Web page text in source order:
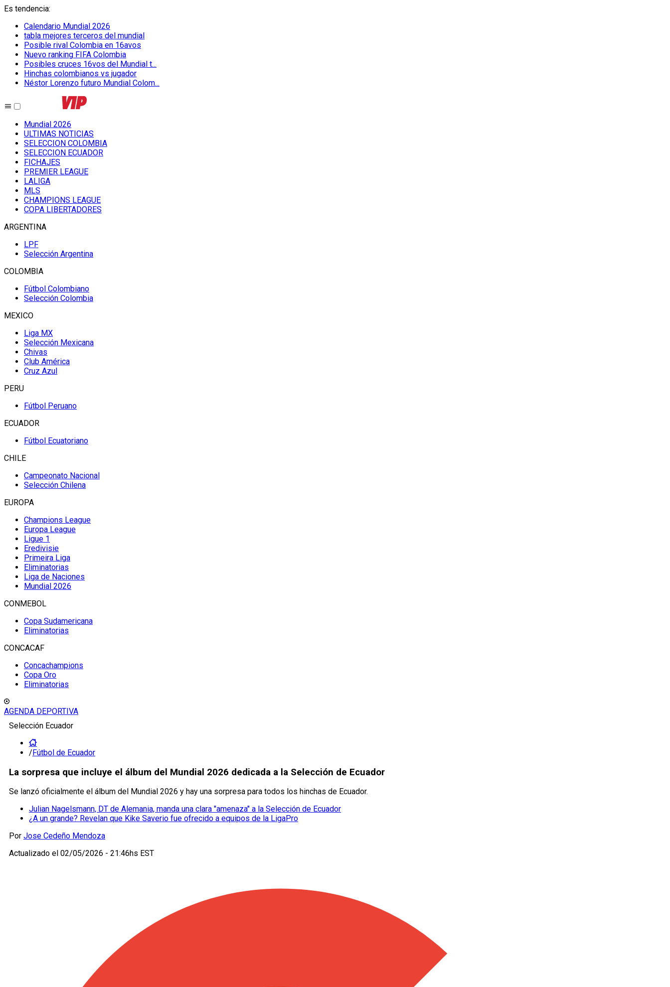
Es tendencia:
Calendario Mundial 2026
tabla mejores terceros del mundial
Posible rival Colombia en 16avos
Nuevo ranking FIFA Colombia
Posibles cruces 16vos del Mundial t...
Hinchas colombianos vs jugador
Néstor Lorenzo futuro Mundial Colom...
Mundial 2026
ULTIMAS NOTICIAS
SELECCION COLOMBIA
SELECCION ECUADOR
FICHAJES
PREMIER LEAGUE
LALIGA
MLS
CHAMPIONS LEAGUE
COPA LIBERTADORES
ARGENTINA
LPF
Selección Argentina
COLOMBIA
Fútbol Colombiano
Selección Colombia
MEXICO
Liga MX
Selección Mexicana
Chivas
Club América
Cruz Azul
PERU
Fútbol Peruano
ECUADOR
Fútbol Ecuatoriano
CHILE
Campeonato Nacional
Selección Chilena
EUROPA
Champions League
Europa League
Ligue 1
Eredivisie
Primeira Liga
Eliminatorias
Liga de Naciones
Mundial 2026
CONMEBOL
Copa Sudamericana
Eliminatorias
CONCACAF
Concachampions
Copa Oro
Eliminatorias
AGENDA DEPORTIVA
Selección Ecuador
/Fútbol de Ecuador
La sorpresa que incluye el álbum del Mundial 2026 dedicada a la Selección de Ecuador
Se lanzó oficialmente el álbum del Mundial 2026 y hay una sorpresa para todos los hinchas de Ecuador.
Julian Nagelsmann, DT de Alemania, manda una clara "amenaza" a la Selección de Ecuador
¿A un grande? Revelan que Kike Saverio fue ofrecido a equipos de la LigaPro
Por Jose Cedeño Mendoza
Actualizado el 02/05/2026 - 21:46hs EST